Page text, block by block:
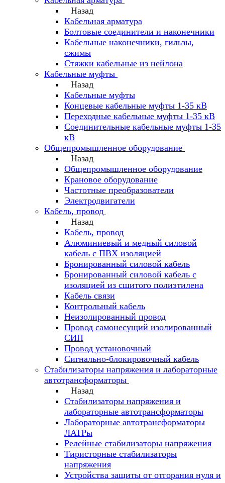
Назад
Кабельная арматура
Болтовые соединители и наконечники
Кабельные наконечники, гильзы,
сжимы
Стяжки кабельные из нейлона
Кабельные муфты
Назад
Кабельные муфты
Концевые кабельные муфты 1-35 кВ
Переходные кабельные муфты 1-35 кВ
Соединительные кабельные муфты 1-35
кВ
Общепромышленное оборудование
Назад
Общепромышленное оборудование
Крановое оборудование
Частотные преобразователи
Электродвигатели
Кабель, провод
Назад
Кабель, провод
Алюминиевый и медный силовой
кабель с ПВХ изоляцией
Бронированный силовой кабель
Бронированный силовой кабель с
изоляцией из сшитого полиэтилена
Кабель связи
Контрольный кабель
Неизолированный провод
Провод самонесущий изолированный
СИП
Провод установочный
Сигнально-блокировочный кабель
Стабилизаторы напряжения и лабораторные
автотрансформаторы
Назад
Стабилизаторы напряжения и
лабораторные автотрансформаторы
Лабораторные автотрансформаторы
ЛАТРы
Релейные стабилизаторы напряжения
Тиристорные стабилизаторы
напряжения
Устройства защиты от отгорания нуля и